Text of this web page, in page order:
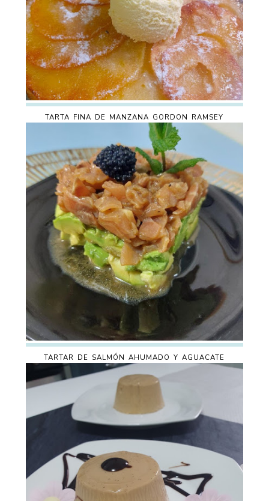
TARTA FINA DE MANZANA GORDON RAMSEY
TARTAR DE SALMÓN AHUMADO Y AGUACATE